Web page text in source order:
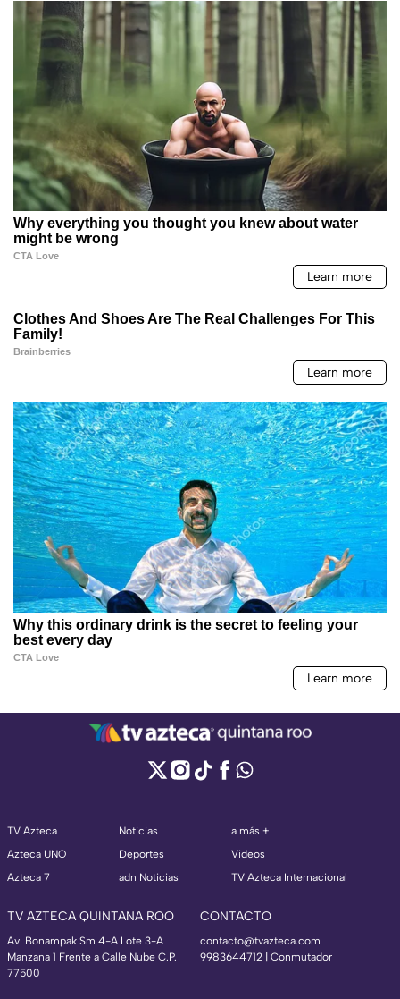
TV Azteca
Azteca UNO
Azteca 7
Noticias
Deportes
adn Noticias
a más +
Videos
TV Azteca Internacional
TV AZTECA QUINTANA ROO
Av. Bonampak Sm 4-A Lote 3-A
Manzana 1 Frente a Calle Nube C.P.
77500
CONTACTO
contacto@tvazteca.com
9983644712 | Conmutador